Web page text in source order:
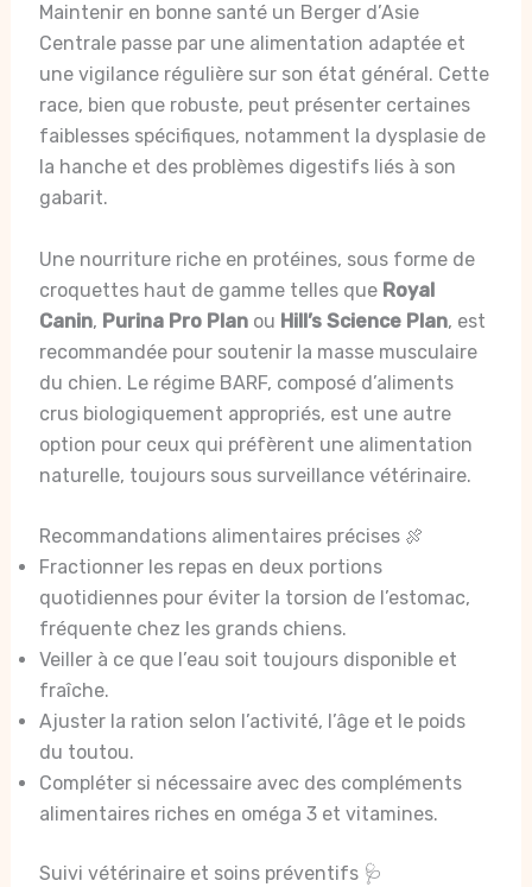
Maintenir en bonne santé un Berger d’Asie
Centrale passe par une alimentation adaptée et
une vigilance régulière sur son état général. Cette
race, bien que robuste, peut présenter certaines
faiblesses spécifiques, notamment la dysplasie de
la hanche et des problèmes digestifs liés à son
gabarit.
Une nourriture riche en protéines, sous forme de
croquettes haut de gamme telles que Royal
Canin, Purina Pro Planou Hill’s Science Plan, est
recommandée pour soutenir la masse musculaire
du chien. Le régime BARF, composé d’aliments
crus biologiquement appropriés, est une autre
option pour ceux qui préfèrent une alimentation
naturelle, toujours sous surveillance vétérinaire.
Recommandations alimentaires précises 🍖
Fractionner les repas en deux portions
quotidiennes pour éviter la torsion de l’estomac,
fréquente chez les grands chiens.
Veiller à ce que l’eau soit toujours disponible et
fraîche.
Ajuster la ration selon l’activité, l’âge et le poids
du toutou.
Compléter si nécessaire avec des compléments
alimentaires riches en oméga 3 et vitamines.
Suivi vétérinaire et soins préventifs 🩺